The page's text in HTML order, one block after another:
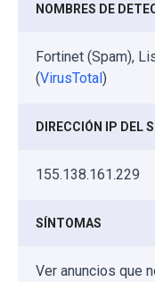
NOMBRES DE
Fortinet (Spam),
(VirusTotal)
DIRECCIÓN IP DEL
155.138.161.229
SÍNTOMAS
Ver anuncios que